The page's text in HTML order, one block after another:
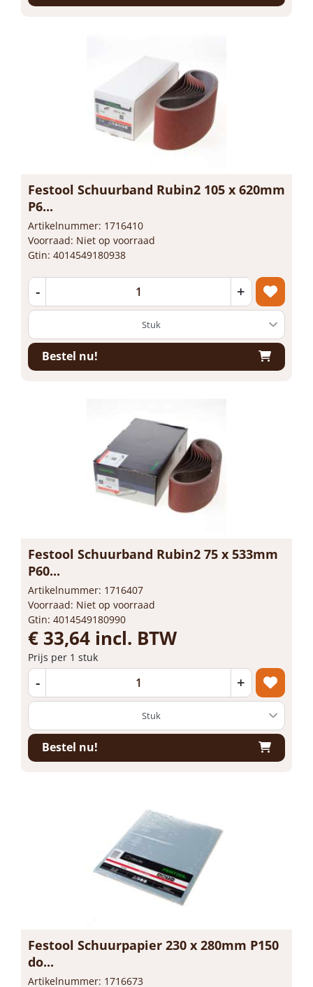
Festool Schuurband Rubin2 105 x 620mm
P6...
Artikelnummer: 1716410
Voorraad: Niet op voorraad
Gtin: 4014549180938
- +
Bestel nu!
Festool Schuurband Rubin2 75 x 533mm
P60...
Artikelnummer: 1716407
Voorraad: Niet op voorraad
Gtin: 4014549180990
€ 33,64 incl. BTW
Prijs per 1 stuk
- +
Bestel nu!
Festool Schuurpapier 230 x 280mm P150
do...
Artikelnummer: 1716673